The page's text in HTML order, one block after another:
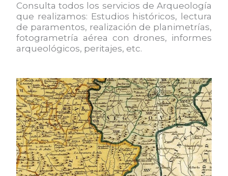
Consulta todos los servicios de Arqueología
que realizamos: Estudios históricos, lectura
de paramentos, realización de planimetrías,
fotogrametría aérea con drones, informes
arqueológicos, peritajes, etc.